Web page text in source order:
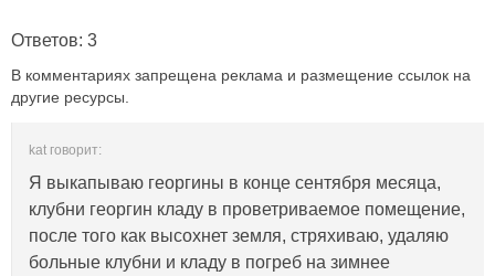
Ответов: 3
В комментариях запрещена реклама и размещение ссылок на
другие ресурсы.
kat говорит:
Я выкапываю георгины в конце сентября месяца,
клубни георгин кладу в проветриваемое помещение,
после того как высохнет земля, стряхиваю, удаляю
больные клубни и кладу в погреб на зимнее